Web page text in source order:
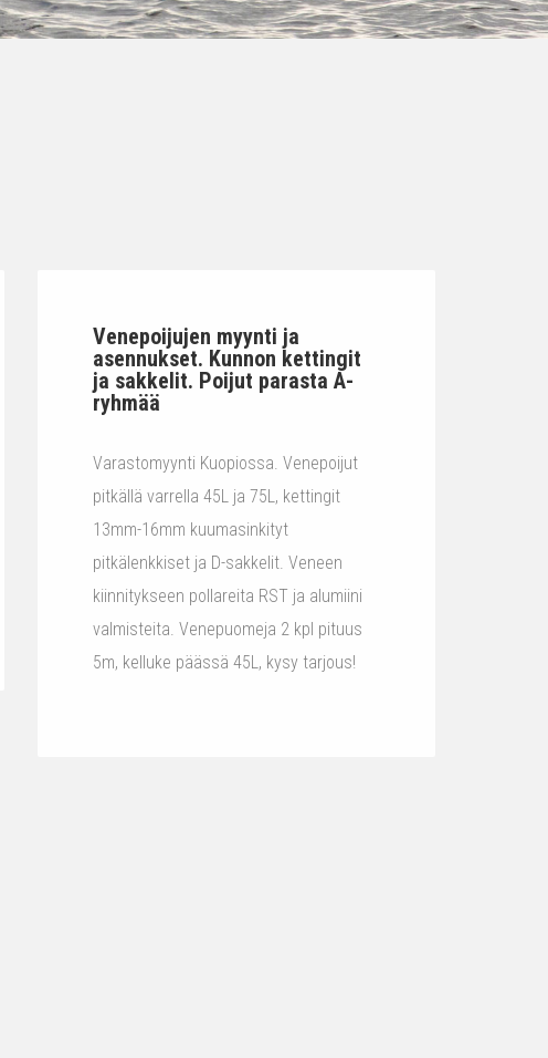
Venepoijujen myynti ja
asennukset. Kunnon kettingit
ja sakkelit. Poijut parasta A-
ryhmää
Varastomyynti Kuopiossa. Venepoijut
pitkällä varrella 45L ja 75L, kettingit
13mm-16mm kuumasinkityt
pitkälenkkiset ja D-sakkelit. Veneen
kiinnitykseen pollareita RST ja alumiini
valmisteita. Venepuomeja 2 kpl pituus
5m, kelluke päässä 45L, kysy tarjous!